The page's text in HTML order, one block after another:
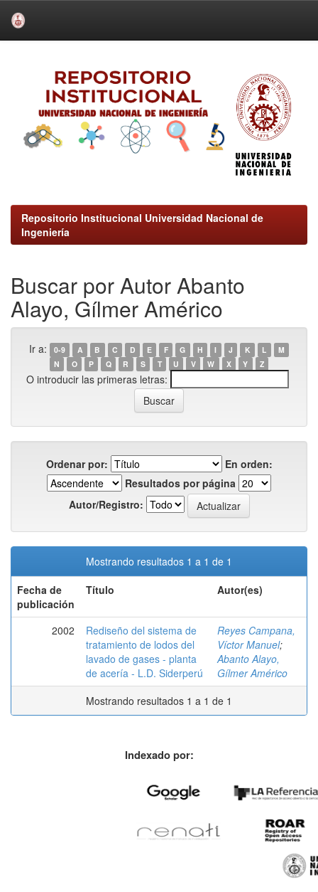
Repositorio Institucional Universidad Nacional de
Ingeniería
Buscar por Autor Abanto
Alayo, Gílmer Américo
Ir a: 0-9 A B C D E F G H I J K L
M
N
O P Q R S T U V W X Y Z
O introducir las primeras letras:
Ordenar por:
En orden:
Resultados por página
Autor/Registro:
Mostrando resultados 1 a 1 de 1
Fecha de
publicación
Título Autor(es)
2002
Rediseño del sistema de
tratamiento de lodos del
lavado de gases - planta
de acería - L.D. Siderperú
Reyes Campana,
Víctor Manuel;
Abanto Alayo,
Gílmer Américo
Mostrando resultados 1 a 1 de 1
Indexado por: